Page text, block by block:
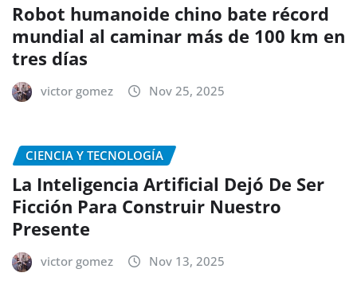
Robot humanoide chino bate récord
mundial al caminar más de 100 km en
tres días
victor gomez Nov 25, 2025
CIENCIA Y TECNOLOGÍA
La Inteligencia Artificial Dejó De Ser
Ficción Para Construir Nuestro
Presente
victor gomez Nov 13, 2025